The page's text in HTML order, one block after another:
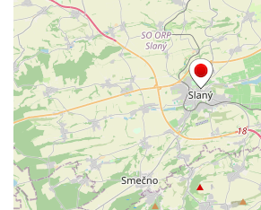
Pomník obětem lidské krutosti na Mírovém
náměstí v Teplicích (neexistuje)
Socha svatého Josefa v Želkovicích
Pomník Josefa Willomitzera u kostela
Narození Panny Marie v Benešově nad
Ploučnicí
Pomník neznámého účelu v parku před
kostelem svatého Františka z Assisi v